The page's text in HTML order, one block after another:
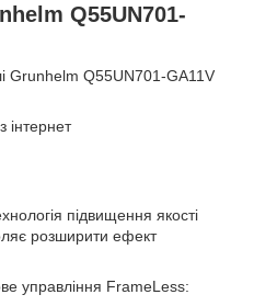
Q55UN701-
Grunhelm Q55UN701-GA11V
інтернет
підвищення якості
розширити ефект
управління FrameLess: